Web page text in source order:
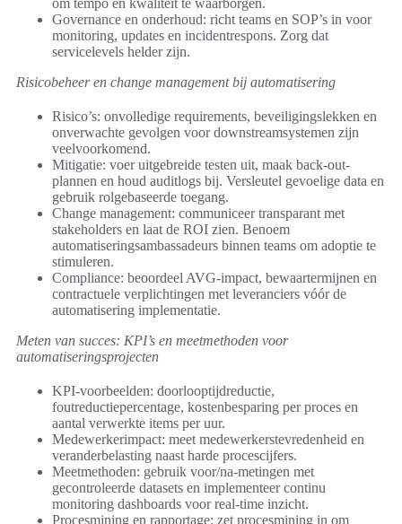
om tempo en kwaliteit te waarborgen.
Governance en onderhoud: richt teams en SOP’s in voor
monitoring, updates en incidentrespons. Zorg dat
servicelevels helder zijn.
Risicobeheer en change management bij automatisering
Risico’s: onvolledige requirements, beveiligingslekken en
onverwachte gevolgen voor downstreamsystemen zijn
veelvoorkomend.
Mitigatie: voer uitgebreide testen uit, maak back-out-
plannen en houd auditlogs bij. Versleutel gevoelige data en
gebruik rolgebaseerde toegang.
Change management: communiceer transparant met
stakeholders en laat de ROI zien. Benoem
automatiseringsambassadeurs binnen teams om adoptie te
stimuleren.
Compliance: beoordeel AVG-impact, bewaartermijnen en
contractuele verplichtingen met leveranciers vóór de
automatisering implementatie.
Meten van succes: KPI’s en meetmethoden voor
automatiseringsprojecten
KPI-voorbeelden: doorlooptijdreductie,
foutreductiepercentage, kostenbesparing per proces en
aantal verwerkte items per uur.
Medewerkerimpact: meet medewerkerstevredenheid en
veranderbelasting naast harde procescijfers.
Meetmethoden: gebruik voor/na-metingen met
gecontroleerde datasets en implementeer continu
monitoring dashboards voor real-time inzicht.
Procesmining en rapportage: zet procesmining in om